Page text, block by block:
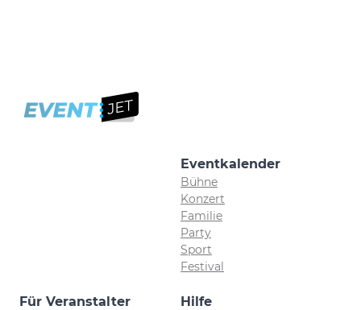
Eventkalender
Bühne
Konzert
Familie
Party
Sport
Festival
Für Veranstalter Hilfe